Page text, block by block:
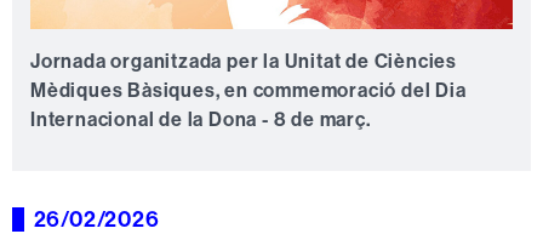
Jornada organitzada per la Unitat de Ciències
Mèdiques Bàsiques, en commemoració del Dia
Internacional de la Dona - 8 de març.
26/02/2026